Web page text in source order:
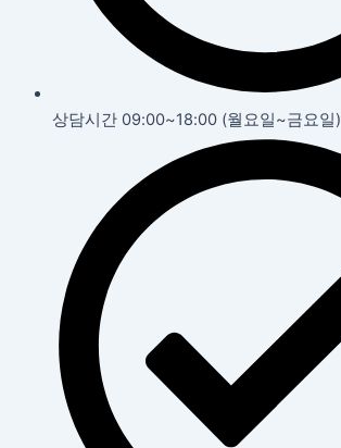
상담시간 09:00~18:00 (월요일~금요일)